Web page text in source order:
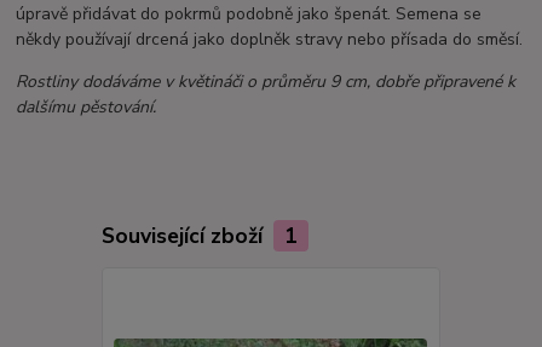
úpravě přidávat do pokrmů podobně jako špenát. Semena se
někdy používají drcená jako doplněk stravy nebo přísada do směsí.
Rostliny dodáváme v květináči o průměru 9 cm, dobře připravené k
dalšímu pěstování.
Související zboží 1